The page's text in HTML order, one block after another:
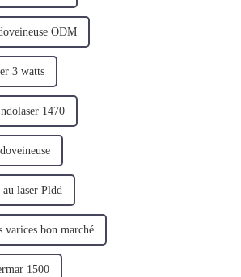
ODM
3 watts
1470
laser Pldd
varices bon marché
1500